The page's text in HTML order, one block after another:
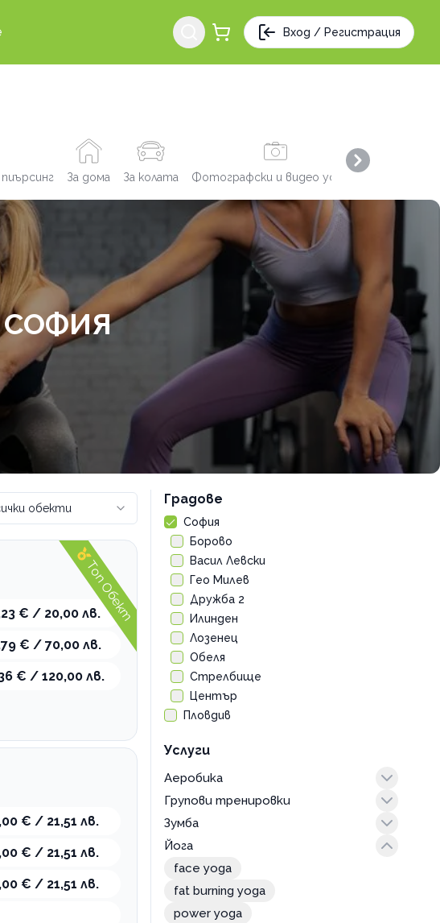
Вход / Регистрация
За дома За колата Фотографски и видео услуги
Next slide
СОФИЯ
обекти
€ / 20,00 лв.
€ / 70,00 лв.
€ / 120,00 лв.
Топ Обект
€ / 21,51 лв.
€ / 21,51 лв.
€ / 21,51 лв.
Градове
София
Борово
Васил Левски
Гео Милев
Дружба 2
Илинден
Лозенец
Обеля
Стрелбище
Център
Пловдив
Услуги
Аеробика
интензивна
класическа
степ аеробика
Групови тренировки
aero dance тренировка
balance
body workout тренировка
combat тренировкa
fat burning тренировка
Зумба
zumba танци
Йога
face yoga
fat burning yoga
power yoga